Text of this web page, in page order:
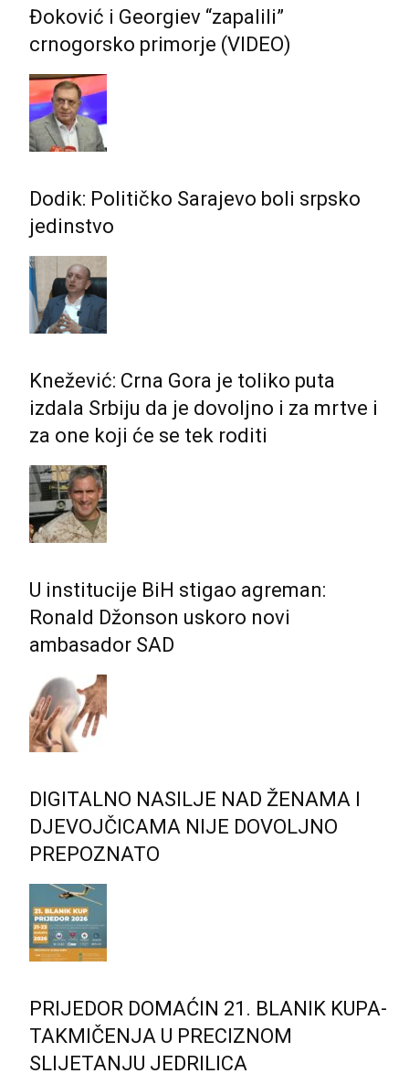
Đoković i Georgiev “zapalili”
crnogorsko primorje (VIDEO)
Dodik: Političko Sarajevo boli srpsko
jedinstvo
Knežević: Crna Gora je toliko puta
izdala Srbiju da je dovoljno i za mrtve i
za one koji će se tek roditi
U institucije BiH stigao agreman:
Ronald Džonson uskoro novi
ambasador SAD
DIGITALNO NASILJE NAD ŽENAMA I
DJEVOJČICAMA NIJE DOVOLJNO
PREPOZNATO
PRIJEDOR DOMAĆIN 21. BLANIK KUPA-
TAKMIČENJA U PRECIZNOM
SLIJETANJU JEDRILICA